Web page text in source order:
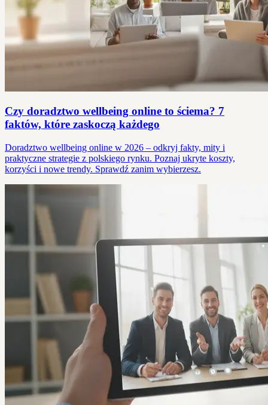
Czy doradztwo wellbeing online to ściema? 7
faktów, które zaskoczą każdego
Doradztwo wellbeing online w 2026 – odkryj fakty, mity i
praktyczne strategie z polskiego rynku. Poznaj ukryte koszty,
korzyści i nowe trendy. Sprawdź zanim wybierzesz.